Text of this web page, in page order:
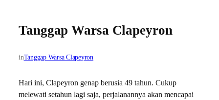
Tanggap Warsa Clapeyron
inTanggap Warsa Clapeyron
Hari ini, Clapeyron genap berusia 49 tahun. Cukup
melewati setahun lagi saja, perjalanannya akan mencapai